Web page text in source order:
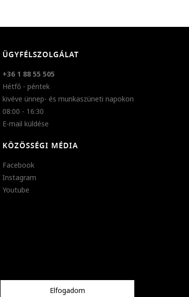
Elfogadom
ÜGYFÉLSZOLGÁLAT
+36 1 88 55 505
Hétfő - péntek
kivéve ünnep- és munkaszüneti napokon
08:00 - 16:30
E-mail küldése
KÖZÖSSÉGI MÉDIA
Facebook
Instagram
Youtube